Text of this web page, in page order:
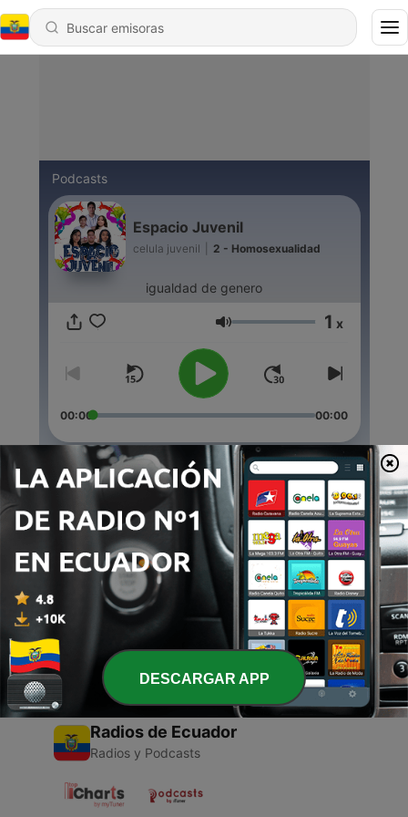
Podcasts
Espacio Juvenil
celula juvenil 2 - Homosexualidad
igualdad de genero
Volumen 1 x
00:00 00:00
Episodios
2 - Homosexualidad
16 mayo 2021
Igualdad de género
08 mayo 2021
Radios de Ecuador
Radios y Podcasts
DESCARGAR APP